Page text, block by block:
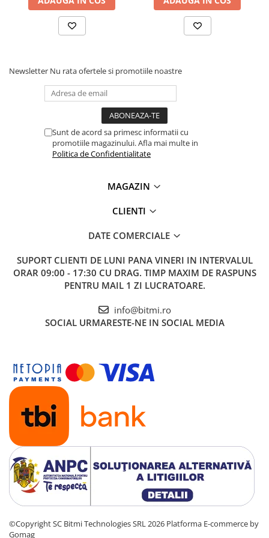
Lanterne
Lanterne de Cap
Proiectoare LED
Aeroterme
Roboti de Pornire Auto
Microscoape Biologice
Newsletter Nu rata ofertele si promotiile noastre
Sunt de acord sa primesc informatii cu
promotiile magazinului. Afla mai multe in
Politica de Confidentialitate
MAGAZIN
CLIENTI
DATE COMERCIALE
SUPORT CLIENTI DE LUNI PANA VINERI IN INTERVALUL
ORAR 09:00 - 17:30 CU DRAG. TIMP MAXIM DE RASPUNS
PENTRU MAIL 1 ZI LUCRATOARE.
info@bitmi.ro
SOCIAL URMARESTE-NE IN SOCIAL MEDIA
©Copyright SC Bitmi Technologies SRL 2026 Platforma E-commerce by
Gomag